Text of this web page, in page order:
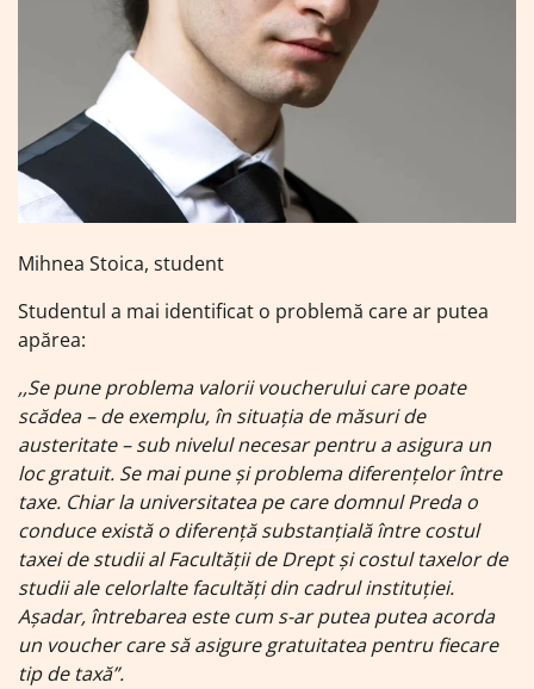
Mihnea Stoica, student
Studentul a mai identificat o problemă care ar putea
apărea:
,,Se pune problema valorii voucherului care poate
scădea – de exemplu, în situația de măsuri de
austeritate – sub nivelul necesar pentru a asigura un
loc gratuit. Se mai pune și problema diferențelor între
taxe. Chiar la universitatea pe care domnul Preda o
conduce există o diferență substanțială între costul
taxei de studii al Facultății de Drept și costul taxelor de
studii ale celorlalte facultăți din cadrul instituției.
Așadar, întrebarea este cum s-ar putea putea acorda
un voucher care să asigure gratuitatea pentru fiecare
tip de taxă”.